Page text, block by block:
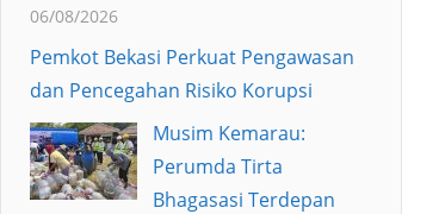
06/08/2026
Pemkot Bekasi Perkuat Pengawasan
dan Pencegahan Risiko Korupsi
Musim Kemarau:
Perumda Tirta
Bhagasasi Terdepan